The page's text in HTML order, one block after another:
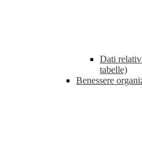
Dati
tabelle)
Benessere